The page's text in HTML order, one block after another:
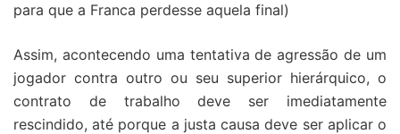
para que a Franca perdesse aquela final)
Assim, acontecendo uma tentativa de agressão de um
jogador contra outro ou seu superior hierárquico, o
contrato de trabalho deve ser imediatamente
rescindido, até porque a justa causa deve ser aplicar o